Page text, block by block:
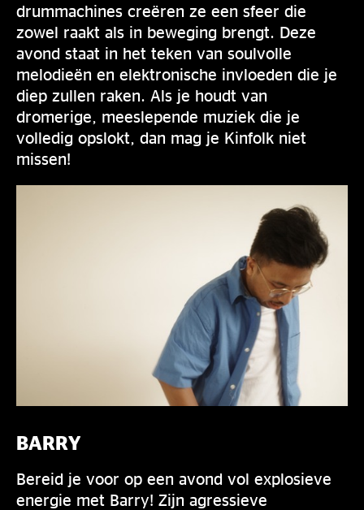
drummachines creëren ze een sfeer die
zowel raakt als in beweging brengt. Deze
avond staat in het teken van soulvolle
melodieën en elektronische invloeden die je
diep zullen raken. Als je houdt van
dromerige, meeslepende muziek die je
volledig opslokt, dan mag je Kinfolk niet
missen!
BARRY
Bereid je voor op een avond vol explosieve
energie met Barry! Zijn agressieve